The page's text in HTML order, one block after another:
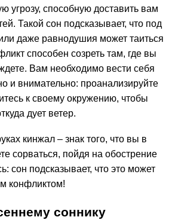
угрозу, способную доставить вам
Такой сон подсказывает, что под
даже равнодушия может таиться
способен созреть там, где вы
Вам необходимо вести себя
и внимательно: проанализируйте
к своему окружению, чтобы
дует ветер.
кинжал – знак того, что вы в
сорваться, пойдя на обострение
сон подсказывает, что это может
конфликтом!
соннику